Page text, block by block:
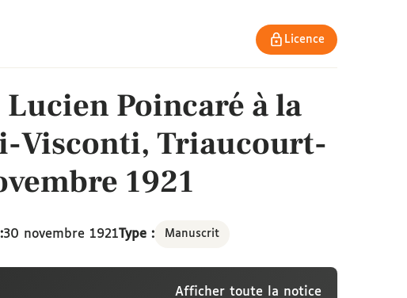
Licence
Poincaré à la
Visconti, Triaucourt-
1921
30 novembre 1921Type : Manuscrit
Afficher toute la notice